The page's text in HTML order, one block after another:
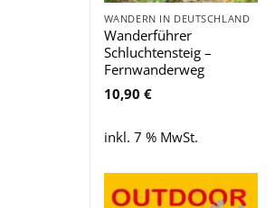
WANDERN IN DEUTSCHLAND
Wanderführer
Schluchtensteig –
Fernwanderweg
10,90 €
inkl. 7 % MwSt.